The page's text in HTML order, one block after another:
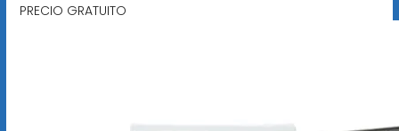
PRECIO GRATUITO